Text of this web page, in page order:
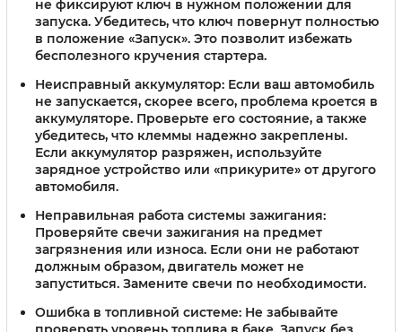
не фиксируют ключ в нужном положении для
запуска. Убедитесь, что ключ повернут полностью
в положение «Запуск». Это позволит избежать
бесполезного кручения стартера.
Неисправный аккумулятор: Если ваш автомобиль
не запускается, скорее всего, проблема кроется в
аккумуляторе. Проверьте его состояние, а также
убедитесь, что клеммы надежно закреплены.
Если аккумулятор разряжен, используйте
зарядное устройство или «прикурите» от другого
автомобиля.
Неправильная работа системы зажигания:
Проверяйте свечи зажигания на предмет
загрязнения или износа. Если они не работают
должным образом, двигатель может не
запуститься. Замените свечи по необходимости.
Ошибка в топливной системе: Не забывайте